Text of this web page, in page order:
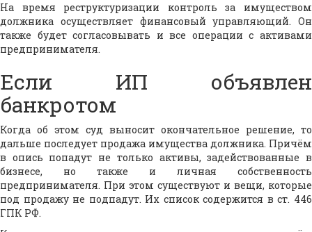
На время реструктуризации контроль за имуществом
должника осуществляет финансовый управляющий. Он
также будет согласовывать и все операции с активами
предпринимателя.
Если ИП объявлен
банкротом
Когда об этом суд выносит окончательное решение, то
дальше последует продажа имущества должника. Причём
в опись попадут не только активы, задействованные в
бизнесе, но также и личная собственность
предпринимателя. При этом существуют и вещи, которые
под продажу не подпадут. Их список содержится в ст. 446
ГПК РФ.